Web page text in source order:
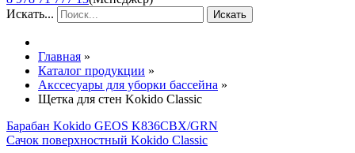
Искать...
Искать
Главная »
Каталог продукции »
Акссесуары для уборки бассейна »
Щетка для стен Kokido Classic
Барабан Kokido GEOS K836CBX/GRN
Сачок поверхностный Kokido Classic